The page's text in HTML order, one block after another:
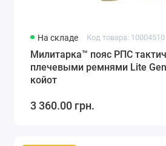
На складе Код товара: 10004510
Милитарка™ пояс РПС
плечевыми ремнями Lite
койот
3 360.00 грн.